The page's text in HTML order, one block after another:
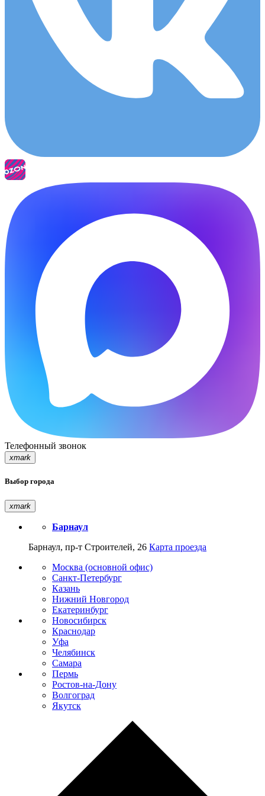
Телефонный звонок
xmark
Выбор города
xmark
Барнаул
Барнаул, пр-т Строителей, 26 Карта проезда
Москва (основной офис)
Санкт-Петербург
Казань
Нижний Новгород
Екатеринбург
Новосибирск
Краснодар
Уфа
Челябинск
Самара
Пермь
Ростов-на-Дону
Волгоград
Якутск